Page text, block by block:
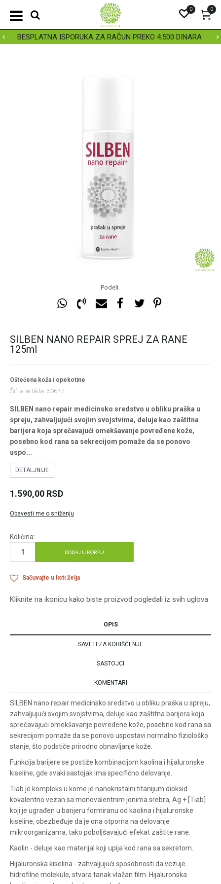
BESPLATNA ISPORUKA ZA RAČUN PREKO 4.500 DINARA
0
0
Podeli
SILBEN NANO REPAIR SPREJ ZA RANE
125ml
Oštećena koža i opekotine
Šifra artikla: 50647
SILBEN nano repair medicinsko sredstvo u obliku praška u
spreju, zahvaljujući svojim svojstvima, deluje kao zaštitna
barijera koja sprečavajući omekšavanje povređene kože,
posebno kod rana sa sekrecijom pomaže da se ponovo
uspo...
DETALJNIJE
1.590,00 RSD
Obavesti me o sniženju
Količina:
DODAJ U KORPU
Sačuvajte u listi želja
Kliknite na ikonicu kako biste proizvod pogledali iz svih uglova
OPIS
SAVETI ZA KORIŠĆENJE
SASTOJCI
KOMENTARI
SILBEN nano repair medicinsko sredstvo u obliku praška u spreju,
zahvaljujući svojim svojstvima, deluje kao zaštitna barijera koja
sprečavajući omekšavanje povređene kože, posebno kod rana sa
sekrecijom pomaže da se ponovo uspostavi normalno fiziološko
stanje, što podstiče prirodno obnavljanje kože.
Funkcija barijere se postiže kombinacijom kaolina i hijaluronske
kiseline, gde svaki sastojak ima specifično delovanje.
Tiab je kompleks u kome je nanokristalni titanijum dioksid
kovalentno vezan sa monovalentnim jonima srebra, Ag + [Tiab]
koji je ugrađen u barijeru formiranu od kaolina i hijaluronske
kiseline, obezbeđuje da je ona otporna na delovanje
mikroorganizama, tako poboljšavajući efekat zaštite rane.
Kaolin - deluje kao materijal koji upija kod rana sa sekretom.
Hijaluronska kiselina - zahvaljujući sposobnosti da vezuje
hidrofilne molekule, stvara tanak vlažan film. Hijaluronska